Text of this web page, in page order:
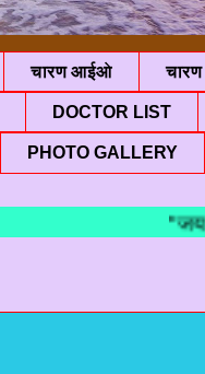
चारण आईओ चारण
DOCTOR LIST
PHOTO GALLERY
"जय